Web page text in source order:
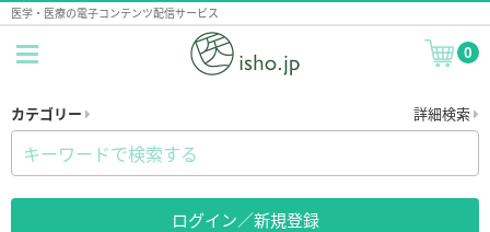
医学・医療の電子コンテンツ配信サービス
0
カテゴリー 詳細検索
ログイン／新規登録